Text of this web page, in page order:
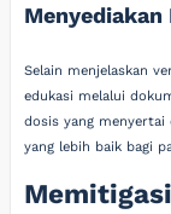
Selain menjelaskan
edukasi melalui
dosis yang
yang lebih baik bagi